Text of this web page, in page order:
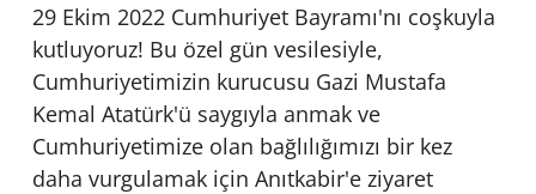
29 Ekim 2022 Cumhuriyet Bayramı'nı coşkuyla
kutluyoruz! Bu özel gün vesilesiyle,
Cumhuriyetimizin kurucusu Gazi Mustafa
Kemal Atatürk'ü saygıyla anmak ve
Cumhuriyetimize olan bağlılığımızı bir kez
daha vurgulamak için Anıtkabir'e ziyaret